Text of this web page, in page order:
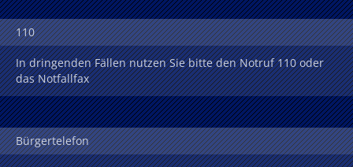
110
In dringenden Fällen nutzen Sie bitte den Notruf 110 oder
das Notfallfax
Bürgertelefon